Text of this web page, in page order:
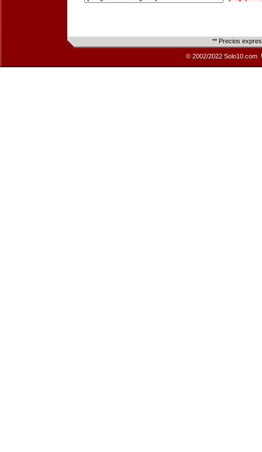
** Precios
© 2002/2022 Solo10.com